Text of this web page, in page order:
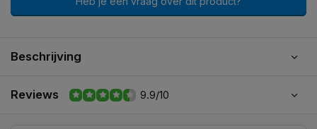
Beschrijving
Reviews 9.9/10